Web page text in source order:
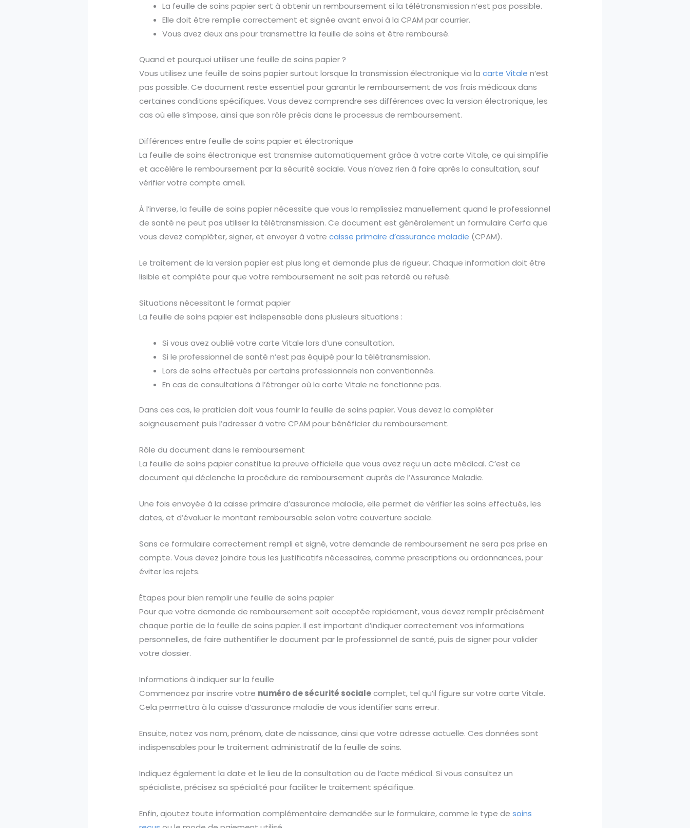
La feuille de soins papier sert à obtenir un remboursement si la télétransmission n’est pas possible.
Elle doit être remplie correctement et signée avant envoi à la CPAM par courrier.
Vous avez deux ans pour transmettre la feuille de soins et être remboursé.
Quand et pourquoi utiliser une feuille de soins papier ?
Vous utilisez une feuille de soins papier surtout lorsque la transmission électronique via lacarte Vitale n’est
pas possible. Ce document reste essentiel pour garantir le remboursement de vos frais médicaux dans
certaines conditions spécifiques. Vous devez comprendre ses différences avec la version électronique, les
cas où elle s’impose, ainsi que son rôle précis dans le processus de remboursement.
Différences entre feuille de soins papier et électronique
La feuille de soins électronique est transmise automatiquement grâce à votre carte Vitale, ce qui simplifie
et accélère le remboursement par la sécurité sociale. Vous n’avez rien à faire après la consultation, sauf
vérifier votre compte ameli.
À l’inverse, la feuille de soins papier nécessite que vous la remplissiez manuellement quand le professionnel
de santé ne peut pas utiliser la télétransmission. Ce document est généralement un formulaire Cerfa que
vous devez compléter, signer, et envoyer à votrecaisse primaire d’assurance maladie (CPAM).
Le traitement de la version papier est plus long et demande plus de rigueur. Chaque information doit être
lisible et complète pour que votre remboursement ne soit pas retardé ou refusé.
Situations nécessitant le format papier
La feuille de soins papier est indispensable dans plusieurs situations :
Si vous avez oublié votre carte Vitale lors d’une consultation.
Si le professionnel de santé n’est pas équipé pour la télétransmission.
Lors de soins effectués par certains professionnels non conventionnés.
En cas de consultations à l’étranger où la carte Vitale ne fonctionne pas.
Dans ces cas, le praticien doit vous fournir la feuille de soins papier. Vous devez la compléter
soigneusement puis l’adresser à votre CPAM pour bénéficier du remboursement.
Rôle du document dans le remboursement
La feuille de soins papier constitue la preuve officielle que vous avez reçu un acte médical. C’est ce
document qui déclenche la procédure de remboursement auprès de l’Assurance Maladie.
Une fois envoyée à la caisse primaire d’assurance maladie, elle permet de vérifier les soins effectués, les
dates, et d’évaluer le montant remboursable selon votre couverture sociale.
Sans ce formulaire correctement rempli et signé, votre demande de remboursement ne sera pas prise en
compte. Vous devez joindre tous les justificatifs nécessaires, comme prescriptions ou ordonnances, pour
éviter les rejets.
Étapes pour bien remplir une feuille de soins papier
Pour que votre demande de remboursement soit acceptée rapidement, vous devez remplir précisément
chaque partie de la feuille de soins papier. Il est important d’indiquer correctement vos informations
personnelles, de faire authentifier le document par le professionnel de santé, puis de signer pour valider
votre dossier.
Informations à indiquer sur la feuille
Commencez par inscrire votre numéro de sécurité socialecomplet, tel qu’il figure sur votre carte Vitale.
Cela permettra à la caisse d’assurance maladie de vous identifier sans erreur.
Ensuite, notez vos nom, prénom, date de naissance, ainsi que votre adresse actuelle. Ces données sont
indispensables pour le traitement administratif de la feuille de soins.
Indiquez également la date et le lieu de la consultation ou de l’acte médical. Si vous consultez un
spécialiste, précisez sa spécialité pour faciliter le traitement spécifique.
Enfin, ajoutez toute information complémentaire demandée sur le formulaire, comme le type desoins